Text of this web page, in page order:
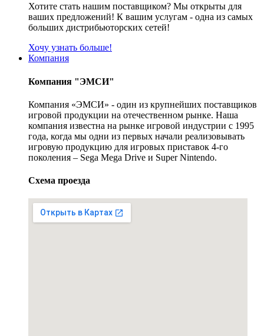
Хотите стать нашим поставщиком? Мы открыты для
ваших предложений! К вашим услугам - одна из самых
больших дистрибьюторских сетей!
Хочу узнать больше!
Компания
Компания "ЭМСИ"
Компания «ЭМСИ» - один из крупнейших поставщиков
игровой продукции на отечественном рынке. Наша
компания известна на рынке игровой индустрии с 1995
года, когда мы одни из первых начали реализовывать
игровую продукцию для игровых приставок 4-го
поколения – Sega Mega Drive и Super Nintendo.
Схема проезда